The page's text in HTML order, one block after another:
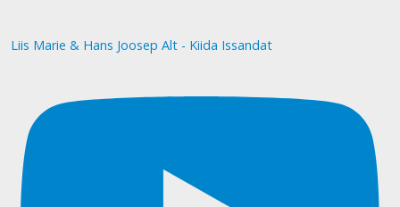
Liis Marie & Hans Joosep Alt - Kiida Issandat